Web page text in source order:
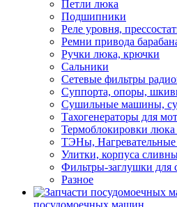
Петли люка
Подшипники
Реле уровня,
Ремни привода
Ручки люка, крючки
Сальники
Сетевые фильтры
Суппорта, опоры,
Сушильные машины,
Тахогенераторы для
Термоблокировки
ТЭНы, Нагревательные
Улитки, корпуса
Фильтры-заглушки для
Разное
посудомоечных машин